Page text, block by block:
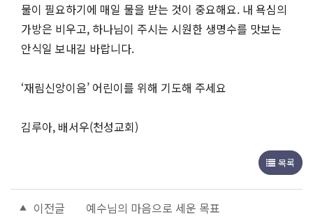
물이 필요하기에 매일 물을 받는 것이 중요해요. 내 욕심의
가방은 비우고, 하나님이 주시는 시원한 생명수를 맛보는
안식일 보내길 바랍니다.
‘재림신앙이음’ 어린이를 위해 기도해 주세요
김루아, 배서우(천성교회)
목록
이전글 예수님의 마음으로 세운 목표